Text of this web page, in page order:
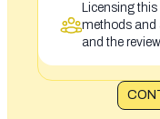
Licensing
methods and
and the